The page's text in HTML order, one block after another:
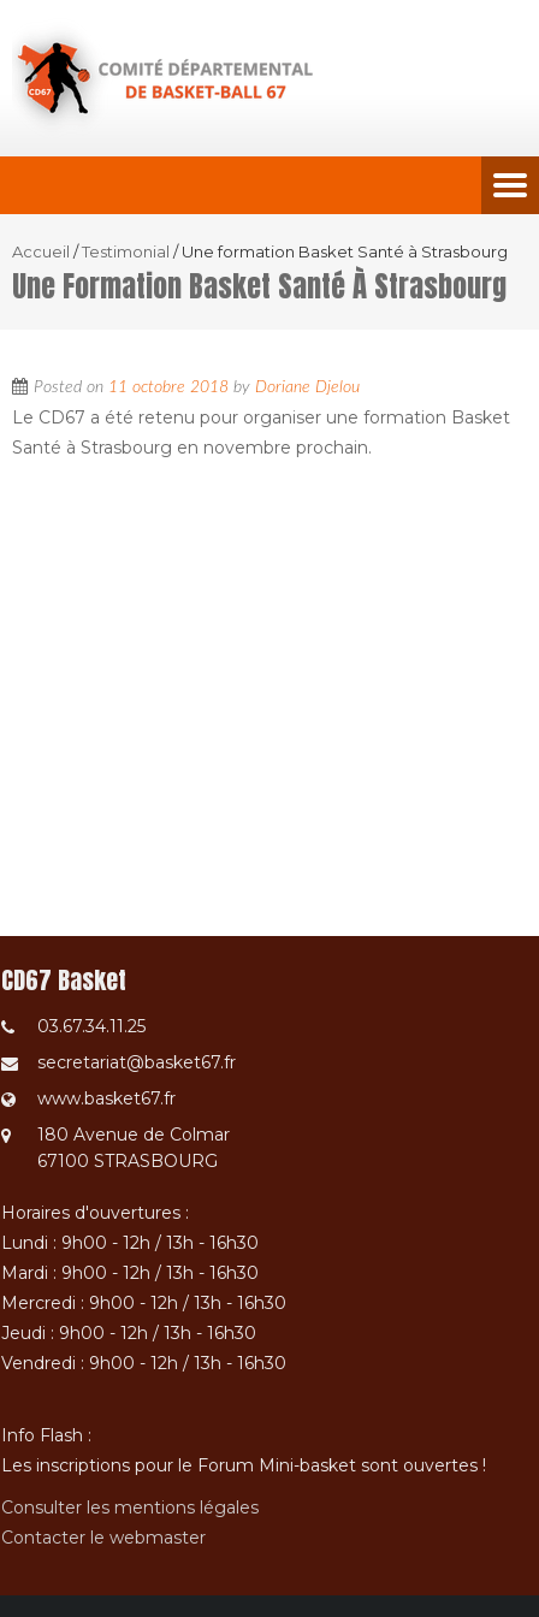
Accueil /Testimonial /Une formation Basket Santé à Strasbourg
Une Formation Basket Santé À Strasbourg
Posted on 11 octobre 2018 by Doriane Djelou
Le CD67 a été retenu pour organiser une formation Basket
Santé à Strasbourg en novembre prochain.
CD67 Basket
03.67.34.11.25
secretariat@basket67.fr
www.basket67.fr
180 Avenue de Colmar
67100 STRASBOURG
Horaires d'ouvertures :
Lundi : 9h00 - 12h / 13h - 16h30
Mardi : 9h00 - 12h / 13h - 16h30
Mercredi : 9h00 - 12h / 13h - 16h30
Jeudi : 9h00 - 12h / 13h - 16h30
Vendredi : 9h00 - 12h / 13h - 16h30
Info Flash :
Les inscriptions pour le Forum Mini-basket sont ouvertes !
Consulter les mentions légales
Contacter le webmaster